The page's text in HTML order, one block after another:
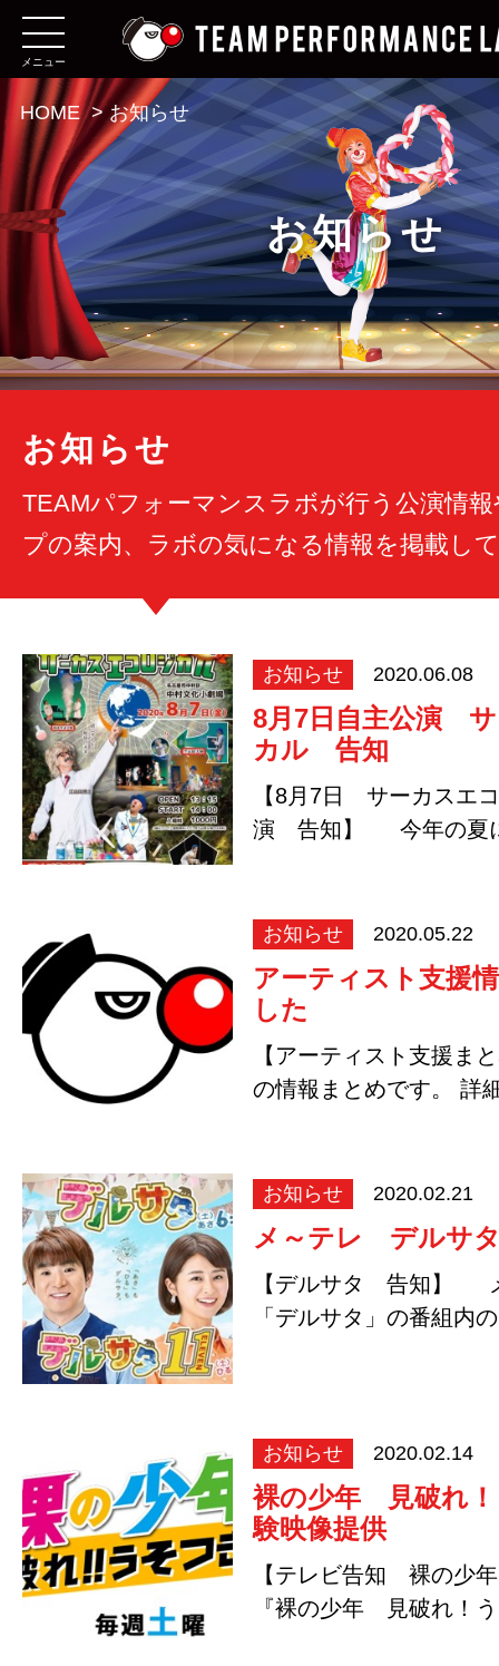
メニュー
お知らせ
HOME >お知らせ
お知らせ
TEAMパフォーマンスラボが行う公演情
プの案内、ラボの気になる情報を掲載し
お知らせ 2020.06.08
8月7日自主公演
カル 告知
【8月7日 サーカスエ
演 告知】 今年の夏
お知らせ 2020.05.22
アーティスト支援
した
【アーティスト支援ま
の情報まとめです。 詳
お知らせ 2020.02.21
メ～テレ デルサ
【デルサタ 告知】
「デルサタ」の番組内
お知らせ 2020.02.14
裸の少年 見破れ
験映像提供
【テレビ告知 裸の少
『裸の少年 見破れ！